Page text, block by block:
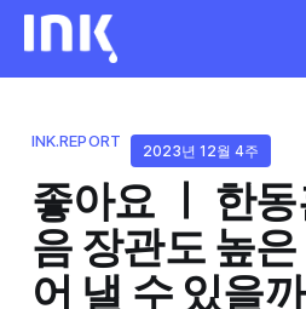
INK.REPORT
2023년 12월 4주
좋아요 ㅣ 한
음 장관도 높
어 낼 수 있을